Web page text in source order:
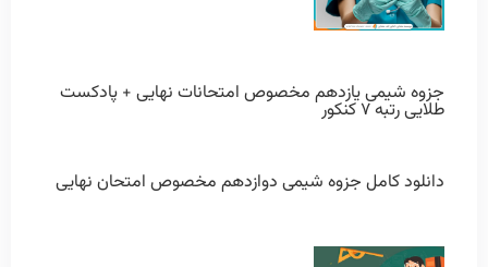
جزوه شیمی یازدهم مخصوص امتحانات نهایی + پادکست
طلایی رتبه ۷ کنکور
دانلود کامل جزوه شیمی دوازدهم مخصوص امتحان نهایی